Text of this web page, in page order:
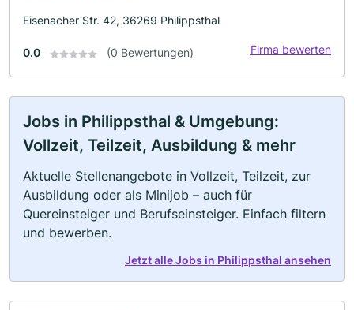
Eisenacher Str. 42, 36269 Philippsthal
0.0 (0 Bewertungen) Firma bewerten
Jobs in Philippsthal & Umgebung:
Vollzeit, Teilzeit, Ausbildung & mehr
Aktuelle Stellenangebote in Vollzeit, Teilzeit, zur
Ausbildung oder als Minijob – auch für
Quereinsteiger und Berufseinsteiger. Einfach filtern
und bewerben.
Jetzt alle Jobs in Philippsthal ansehen